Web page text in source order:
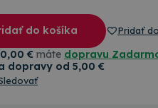
do košíka Pridať
€ máte dopravu
dopravy od 5,00 €